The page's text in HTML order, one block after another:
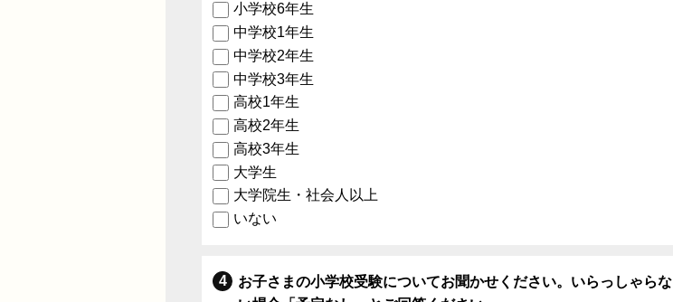
小学校6年生
中学校1年生
中学校2年生
中学校3年生
高校1年生
高校2年生
高校3年生
大学生
大学院生・社会人以上
いない
お子さまの小学校受験についてお聞かせください。いらっしゃらな